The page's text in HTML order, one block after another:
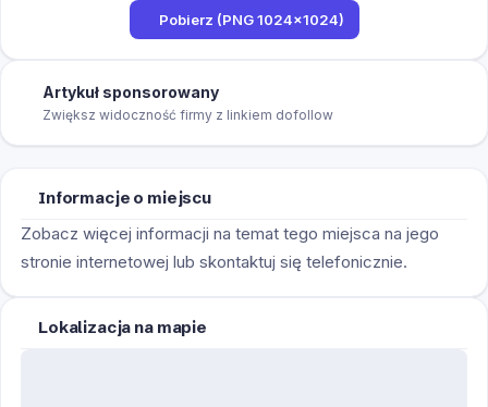
Pobierz (PNG 1024×1024)
Artykuł sponsorowany
Zwiększ widoczność firmy z linkiem dofollow
Informacje o miejscu
Zobacz więcej informacji na temat tego miejsca na jego
stronie internetowej lub skontaktuj się telefonicznie.
Lokalizacja na mapie